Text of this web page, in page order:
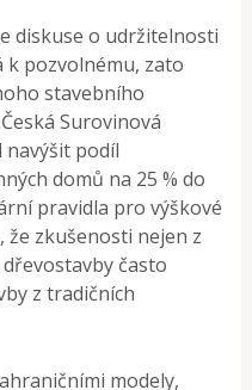
diskuse o udržitelnosti
pozvolnému, zato
stavebního
Surovinová
podíl
domů na 25 % do
pravidla pro výškové
že zkušenosti nejen z
často
z tradičních
modely,